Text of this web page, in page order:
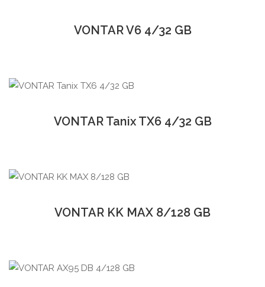
VONTAR V6 4/32 GB
VONTAR Tanix TX6 4/32 GB
VONTAR KK MAX 8/128 GB